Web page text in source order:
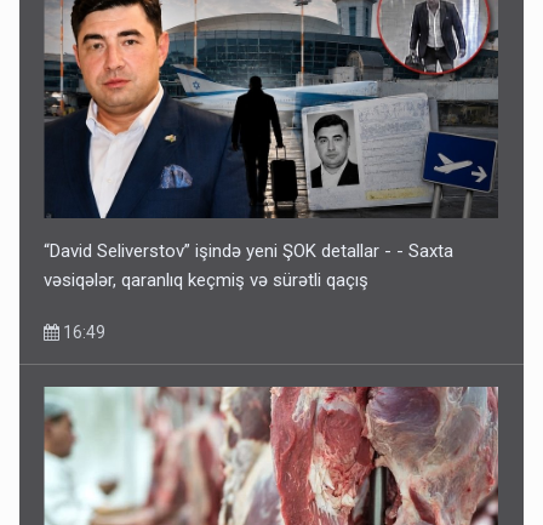
“David Seliverstov” işində yeni ŞOK detallar - - Saxta
vəsiqələr, qaranlıq keçmiş və sürətli qaçış
16:49